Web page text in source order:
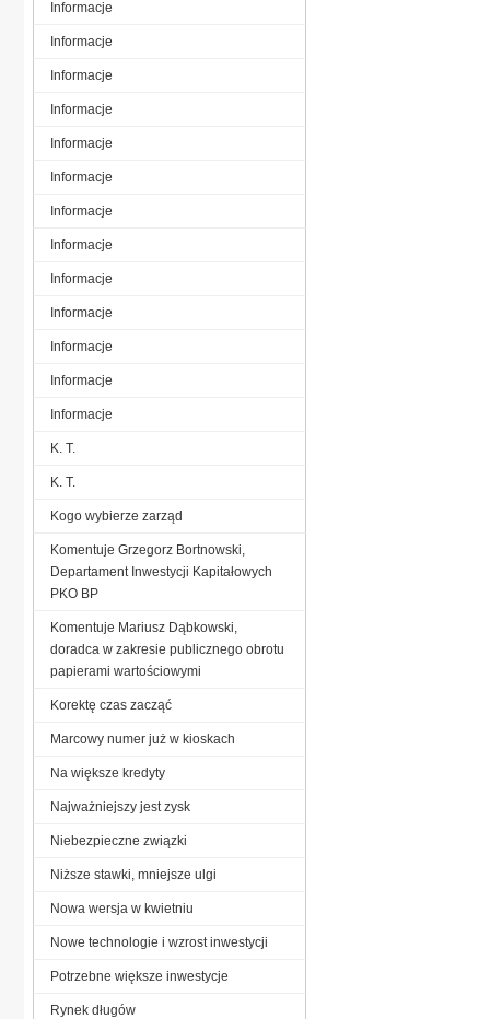
Informacje
Informacje
Informacje
Informacje
Informacje
Informacje
Informacje
Informacje
Informacje
Informacje
Informacje
Informacje
Informacje
K. T.
K. T.
Kogo wybierze zarząd
Komentuje Grzegorz Bortnowski,
Departament Inwestycji Kapitałowych
PKO BP
Komentuje Mariusz Dąbkowski,
doradca w zakresie publicznego obrotu
papierami wartościowymi
Korektę czas zacząć
Marcowy numer już w kioskach
Na większe kredyty
Najważniejszy jest zysk
Niebezpieczne związki
Niższe stawki, mniejsze ulgi
Nowa wersja w kwietniu
Nowe technologie i wzrost inwestycji
Potrzebne większe inwestycje
Rynek długów